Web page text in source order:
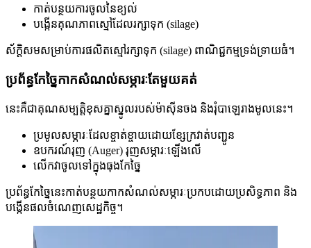
កាត់បន្ថយការចូលនៃខ្យល់
បង្កើនគុណភាពស្មៅដែលរក្សាទុក (silage)
ស័ក្តិសមសម្រាប់ការផលិតស្មៅរក្សាទុក (silage) ពាណិជ្ជកម្មទ្រង់ទ្រាយធំ។
ប្រព័ន្ធកែច្នៃកាកសំណល់សម្ភារៈតែមួយគត់
នេះគឺជាគុណសម្បត្តិខុសគ្នាស្នូលរបស់ម៉ាស៊ីនចង និងរុំបាឡេរាងមូលនេះ។
ប្រមូលសម្ភារៈដែលខ្ចាត់ខ្ចាយដោយខ្សែក្រវាត់បញ្ជូន
ឧបករណ៍រុញ (Auger) រុញសម្ភារៈឡើងលើ
លើកវាចូលទៅក្នុងធុងកែច្នៃ
ប្រព័ន្ធកែច្នៃនេះកាត់បន្ថយកាកសំណល់សម្ភារៈប្រកបដោយប្រសិទ្ធភាព និង
បង្កើនផលចំណេញសេដ្ឋកិច្ច។